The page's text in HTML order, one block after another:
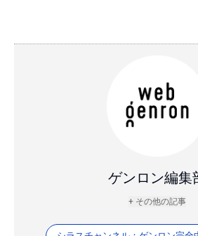
ゲンロン編集
+ その他の記事